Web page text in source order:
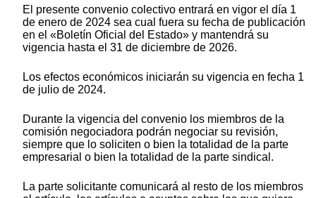
El presente convenio colectivo entrará en vigor el día 1
de enero de 2024 sea cual fuera su fecha de publicación
en el «Boletín Oficial del Estado» y mantendrá su
vigencia hasta el 31 de diciembre de 2026.
Los efectos económicos iniciarán su vigencia en fecha 1
de julio de 2024.
Durante la vigencia del convenio los miembros de la
comisión negociadora podrán negociar su revisión,
siempre que lo soliciten o bien la totalidad de la parte
empresarial o bien la totalidad de la parte sindical.
La parte solicitante comunicará al resto de los miembros